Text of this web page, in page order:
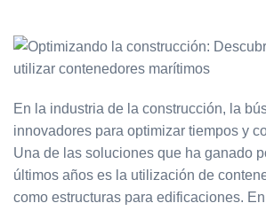
En la industria de la construcción, la
innovadores para optimizar tiempos y
Una de las soluciones que ha ganado
últimos años es la utilización de
como estructuras para edificaciones.